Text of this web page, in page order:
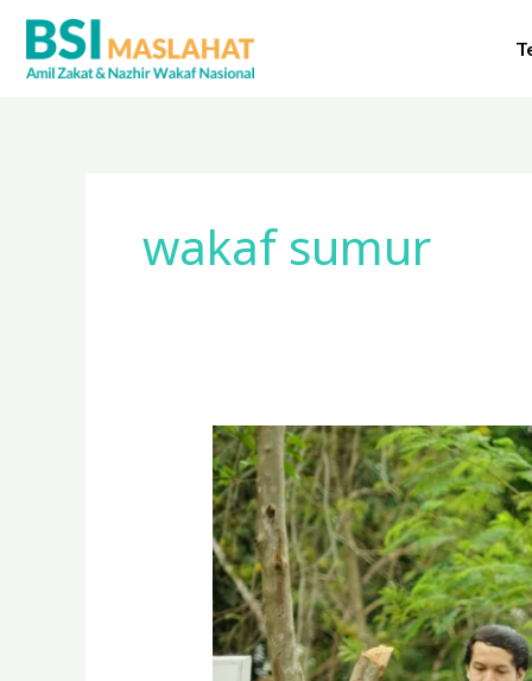
Lewati
konten
wakaf sumur
Wakaf
Sumur
Untuk
Masyarakat
Ende
NTT
dari
BSI